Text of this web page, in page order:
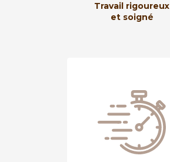
Travail rigoureux
et soigné